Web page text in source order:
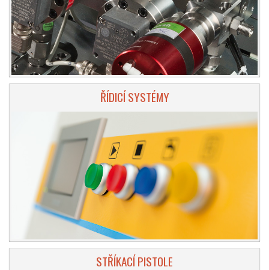
ŘÍDICÍ SYSTÉMY
STŘÍKACÍ PISTOLE